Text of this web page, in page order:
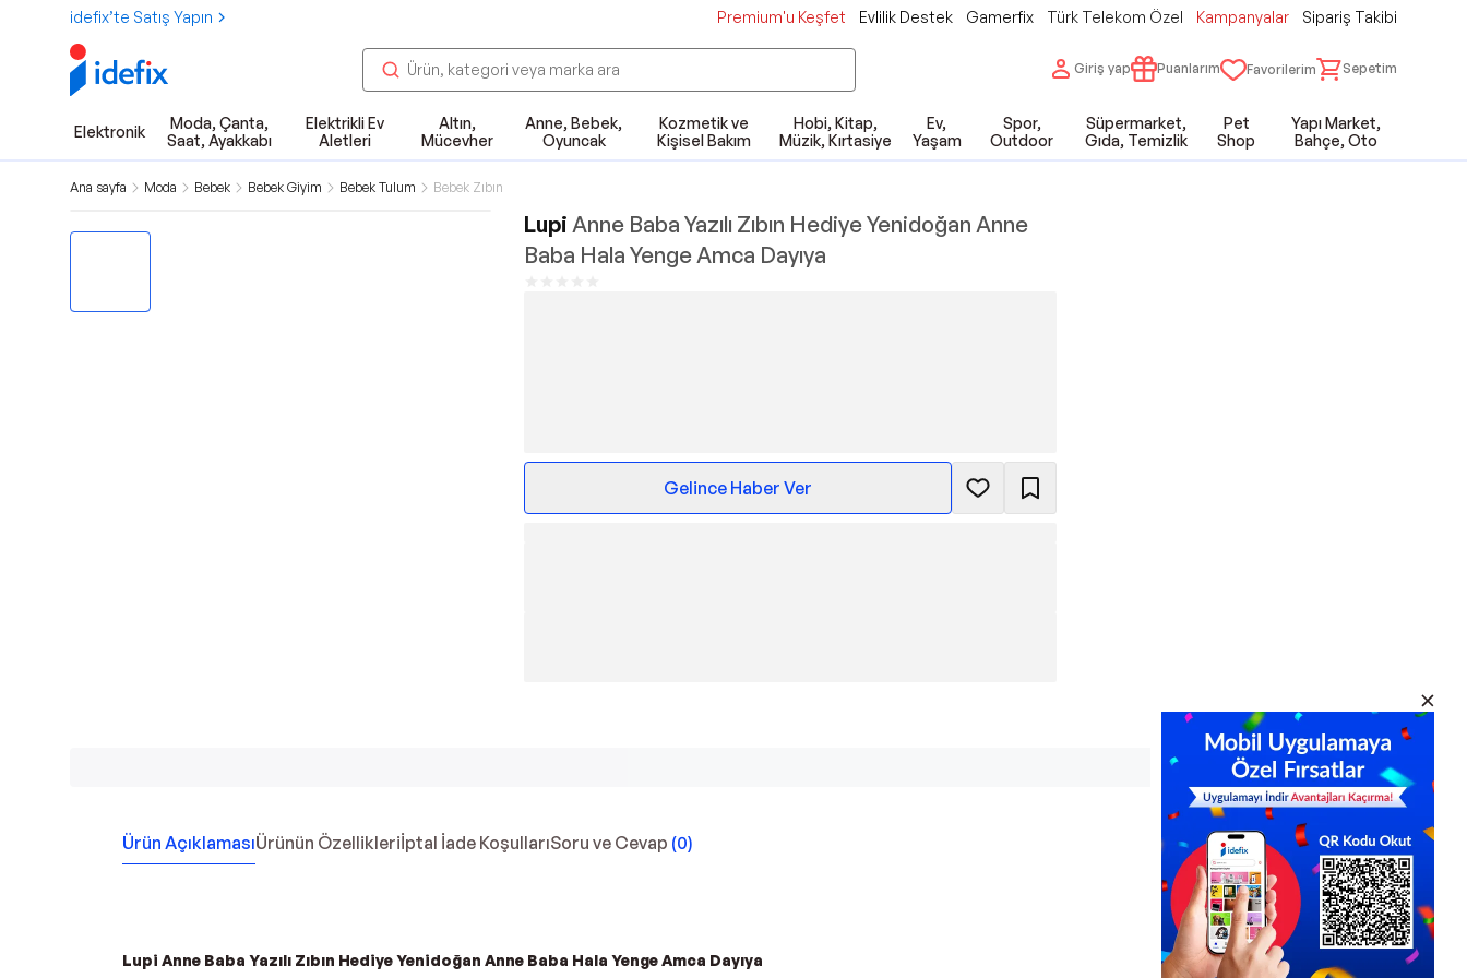
idefix’te Satış Yapın Premium'u Keşfet Evlilik Destek Gamerfix Türk Telekom Özel Kampanyalar Sipariş Takibi
Giriş yap Puanlarım Favorilerim Sepetim
Elektronik
Moda, Çanta,
Saat, Ayakkabı
Elektrikli Ev
Aletleri
Altın,
Mücevher
Anne, Bebek,
Oyuncak
Kozmetik ve
Kişisel Bakım
Hobi, Kitap,
Müzik, Kırtasiye
Ev,
Yaşam
Spor,
Outdoor
Süpermarket,
Gıda, Temizlik
Pet
Shop
Yapı Market,
Bahçe, Oto
Ana sayfa Moda Bebek Bebek Giyim Bebek Tulum Bebek Zıbın
Lupi Anne Baba Yazılı Zıbın Hediye Yenidoğan Anne
Baba Hala Yenge Amca Dayıya
Gelince Haber Ver
Ürün AçıklamasıÜrünün Özellikleriİptal İade KoşullarıSoru ve Cevap (0)
Lupi Anne Baba Yazılı Zıbın Hediye Yenidoğan Anne Baba Hala Yenge Amca Dayıya